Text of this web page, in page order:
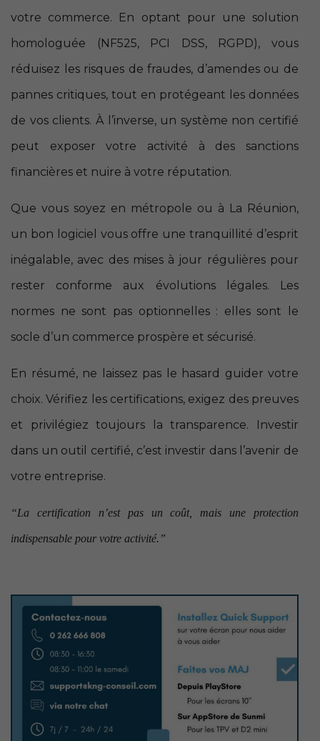
votre commerce. En optant pour une solution
homologuée (NF525, PCI DSS, RGPD), vous
réduisez les risques de fraudes, d’amendes ou de
pannes critiques, tout en protégeant les données
de vos clients. À l’inverse, un système non certifié
peut exposer votre activité à des sanctions
financières et nuire à votre réputation.
Que vous soyez en métropole ou à La Réunion,
un bon logiciel vous offre une tranquillité d’esprit
inégalable, avec des mises à jour régulières pour
rester conforme aux évolutions légales. Les
normes ne sont pas optionnelles : elles sont le
socle d’un commerce prospère et sécurisé.
En résumé, ne laissez pas le hasard guider votre
choix. Vérifiez les certifications, exigez des preuves
et privilégiez toujours la transparence. Investir
dans un outil certifié, c’est investir dans l’avenir de
votre entreprise.
“La certification n’est pas un coût, mais une protection
indispensable pour votre activité.”